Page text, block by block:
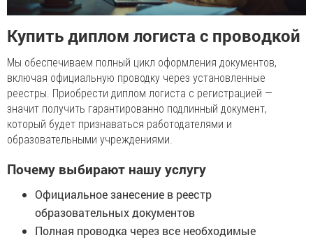
Купить диплом логиста с проводкой
Мы обеспечиваем полный цикл оформления документов,
включая официальную проводку через установленные
реестры. Приобрести диплом логиста с регистрацией —
значит получить гарантированно подлинный документ,
который будет признаваться работодателями и
образовательными учреждениями.
Почему выбирают нашу услугу
Официальное занесение в реестр
образовательных документов
Полная проводка через все необходимые